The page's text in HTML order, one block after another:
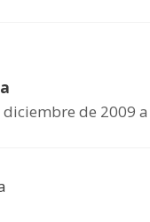
diciembre de 2009